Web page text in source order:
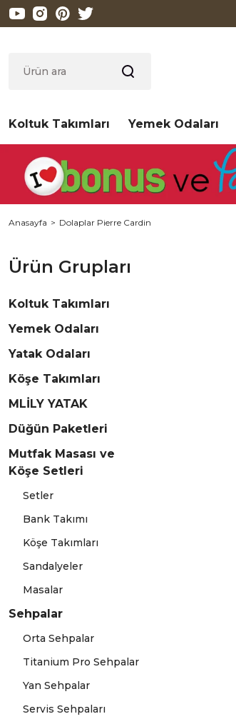
Koltuk Takımları Yemek Odaları
Anasayfa Dolaplar Pierre Cardin
Ürün Grupları
Koltuk Takımları
Yemek Odaları
Yatak Odaları
Köşe Takımları
MLİLY YATAK
Düğün Paketleri
Mutfak Masası ve
Köşe Setleri
Setler
Bank Takımı
Köşe Takımları
Sandalyeler
Masalar
Sehpalar
Orta Sehpalar
Titanium Pro Sehpalar
Yan Sehpalar
Servis Sehpaları